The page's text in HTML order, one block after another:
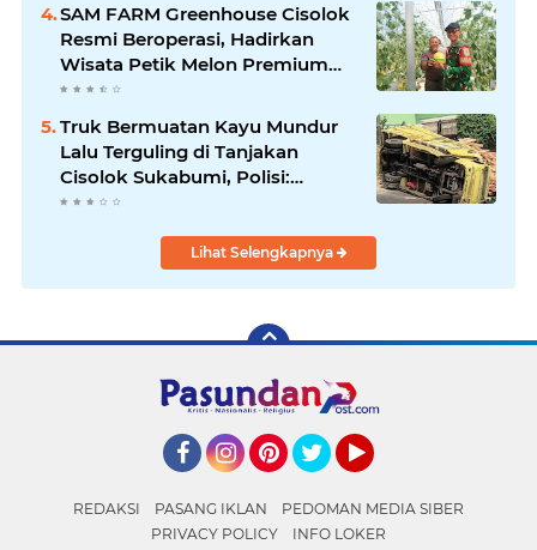
SAM FARM Greenhouse Cisolok
Resmi Beroperasi, Hadirkan
Wisata Petik Melon Premium
dan Edukasi Pertanian Modern
di Sukabumi
Truk Bermuatan Kayu Mundur
Lalu Terguling di Tanjakan
Cisolok Sukabumi, Polisi:
Diduga Tak Kuat Menanjak
Lihat Selengkapnya
REDAKSI PASANG IKLAN
PEDOMAN MEDIA SIBER
PRIVACY POLICY
INFO LOKER